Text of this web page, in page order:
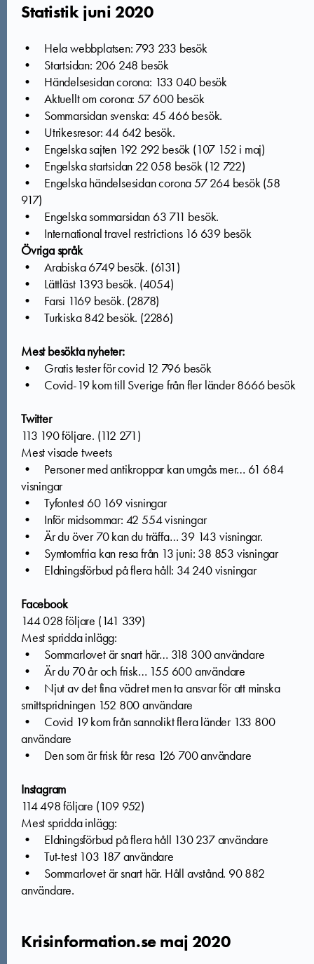
Statistik juni 2020
• Hela webbplatsen: 793 233 besök
• Startsidan: 206 248 besök
• Händelsesidan corona: 133 040 besök
• Aktuellt om corona: 57 600 besök
• Sommarsidan svenska: 45 466 besök.
• Utrikesresor: 44 642 besök.
• Engelska sajten 192 292 besök (107 152 i maj)
• Engelska startsidan 22 058 besök (12 722)
• Engelska händelsesidan corona 57 264 besök (58
917)
• Engelska sommarsidan 63 711 besök.
• International travel restrictions 16 639 besök
Övriga språk
• Arabiska 6749 besök. (6131)
• Lättläst 1393 besök. (4054)
• Farsi 1169 besök. (2878)
• Turkiska 842 besök. (2286)
Mest besökta nyheter:
• Gratis tester för covid 12 796 besök
• Covid-19 kom till Sverige från fler länder 8666 besök
Twitter
113 190 följare. (112 271)
Mest visade tweets
• Personer med antikroppar kan umgås mer… 61 684
visningar
• Tyfontest 60 169 visningar
• Inför midsommar: 42 554 visningar
• Är du över 70 kan du träffa… 39 143 visningar.
• Symtomfria kan resa från 13 juni: 38 853 visningar
• Eldningsförbud på flera håll: 34 240 visningar
Facebook
144 028 följare (141 339)
Mest spridda inlägg:
• Sommarlovet är snart här… 318 300 användare
• Är du 70 år och frisk… 155 600 användare
• Njut av det fina vädret men ta ansvar för att minska
smittspridningen 152 800 användare
• Covid 19 kom från sannolikt flera länder 133 800
användare
• Den som är frisk får resa 126 700 användare
Instagram
114 498 följare (109 952)
Mest spridda inlägg:
• Eldningsförbud på flera håll 130 237 användare
• Tut-test 103 187 användare
• Sommarlovet är snart här. Håll avstånd. 90 882
användare.
Krisinformation.se maj 2020